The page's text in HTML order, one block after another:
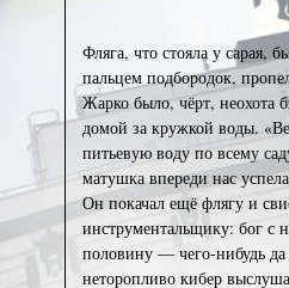
Фляга, что стояла у сарая,
пальцем подбородок,
Жарко было, чёрт, неохота
домой за кружкой воды.
питьевую воду по всему
матушка впереди нас
Он покачал ещё флягу и
инструментальщику: бог с
половину — чего-нибудь
неторопливо кибер